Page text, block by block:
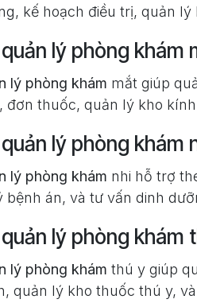
kế hoạch điều trị, quản
lý phòng khám
lý phòng khám mắt giúp
đơn thuốc, quản lý kho
lý phòng khám
lý phòng khám nhi hỗ trợ
bệnh án, và tư vấn dinh
lý phòng khám
lý phòng khám thú y giúp
quản lý kho thuốc thú y,